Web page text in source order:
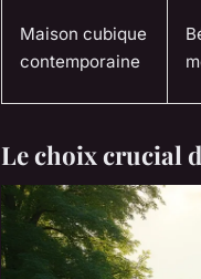
Maison cubique
contemporaine
Le choix crucial